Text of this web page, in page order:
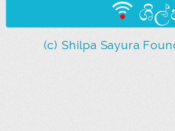
(c) Shilpa Sayura